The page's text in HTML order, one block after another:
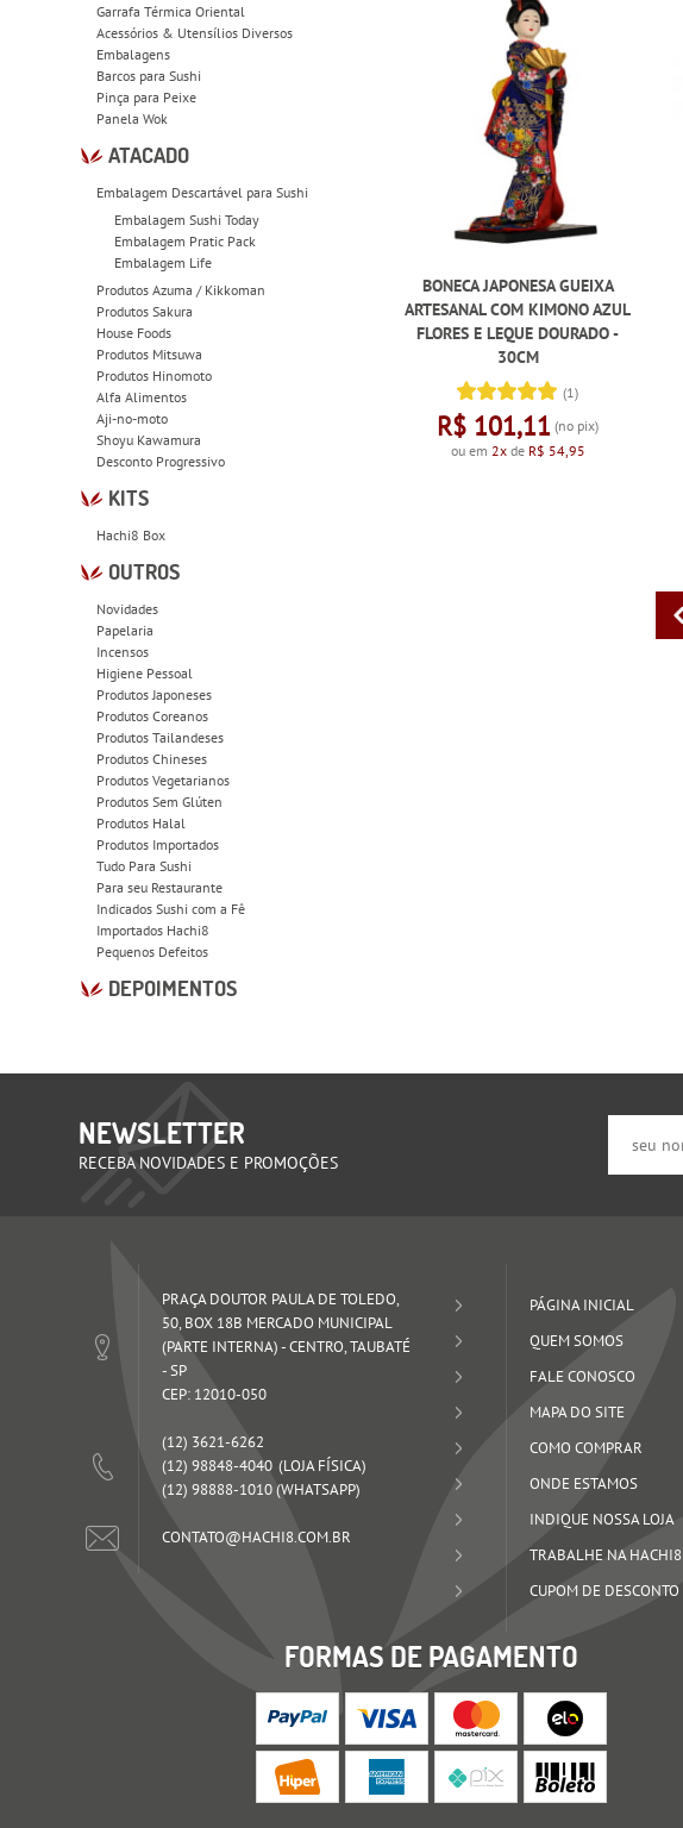
Garrafa Térmica Oriental
Acessórios & Utensílios Diversos
Embalagens
Barcos para Sushi
Pinça para Peixe
Panela Wok
ATACADO
Embalagem Descartável para Sushi
Embalagem Sushi Today
Embalagem Pratic Pack
Embalagem Life
Produtos Azuma / Kikkoman
Produtos Sakura
House Foods
Produtos Mitsuwa
Produtos Hinomoto
Alfa Alimentos
Aji-no-moto
Shoyu Kawamura
Desconto Progressivo
KITS
Hachi8 Box
OUTROS
Novidades
Papelaria
Incensos
Higiene Pessoal
Produtos Japoneses
Produtos Coreanos
Produtos Tailandeses
Produtos Chineses
Produtos Vegetarianos
Produtos Sem Glúten
Produtos Halal
Produtos Importados
Tudo Para Sushi
Para seu Restaurante
Indicados Sushi com a Fê
Importados Hachi8
Pequenos Defeitos
DEPOIMENTOS
BONECA JAPONESA GUEIXA
ARTESANAL COM KIMONO AZUL
FLORES E LEQUE DOURADO -
30CM
(1)
R$ 101,11 (no pix)
ou em 2xde R$ 54,95
NEWSLETTER
RECEBA NOVIDADES E PROMOÇÕES
PRAÇA DOUTOR PAULA DE TOLEDO,
50, BOX 18B MERCADO MUNICIPAL
(PARTE INTERNA)-CENTRO, TAUBATÉ
-SP
CEP: 12010-050
(12) 3621-6262
(12) 98848-4040
(12) 98888-1010(WHATSAPP)
CONTATO@HACHI8.COM.BR
PÁGINA INICIAL
QUEM SOMOS
FALE CONOSCO
MAPA DO SITE
COMO COMPRAR
ONDE ESTAMOS
INDIQUE NOSSA LOJA
TRABALHE NA HACHI8
CUPOM DE DESCONTO
FORMAS DE PAGAMENTO